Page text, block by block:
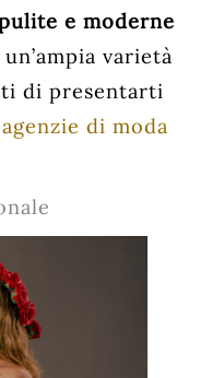
e moderne
varietà
di presentarti
agenzie di moda